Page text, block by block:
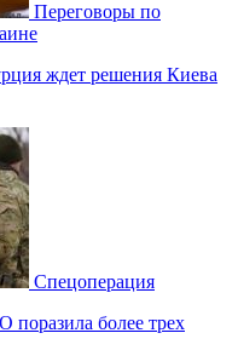
Переговоры по
ждет решения Киева
Спецоперация
более трех